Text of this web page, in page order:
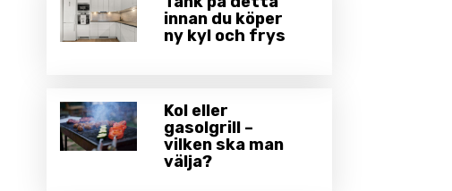
innan du köper
ny kyl och frys
Kol eller
gasolgrill –
vilken ska man
välja?